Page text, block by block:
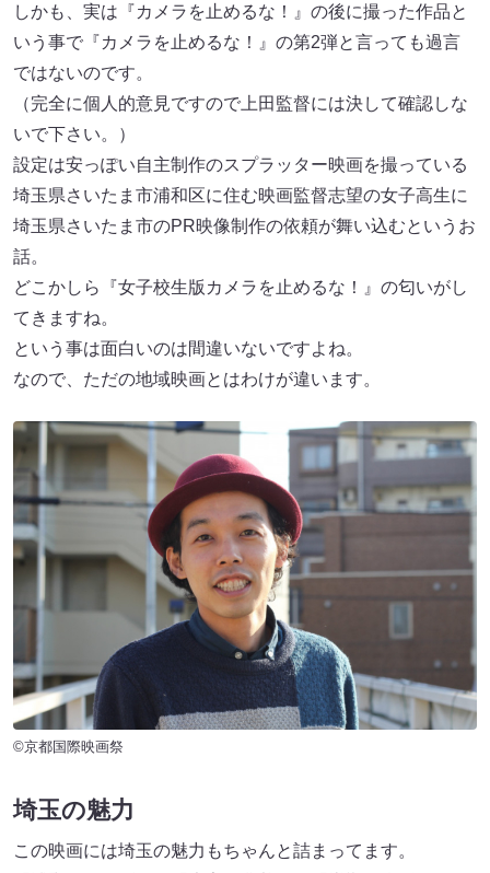
しかも、実は『カメラを止めるな！』の後に撮った作品と
いう事で『カメラを止めるな！』の第2弾と言っても過言
ではないのです。
（完全に個人的意見ですので上田監督には決して確認しな
いで下さい。）
設定は安っぽい自主制作のスプラッター映画を撮っている
埼玉県さいたま市浦和区に住む映画監督志望の女子高生に
埼玉県さいたま市のPR映像制作の依頼が舞い込むというお
話。
どこかしら『女子校生版カメラを止めるな！』の匂いがし
てきますね。
という事は面白いのは間違いないですよね。
なので、ただの地域映画とはわけが違います。
©京都国際映画祭
埼玉の魅力
この映画には埼玉の魅力もちゃんと詰まってます。